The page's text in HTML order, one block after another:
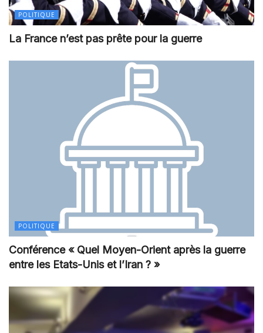
POLITIQUE
La France n’est pas prête pour la guerre
POLITIQUE
Conférence « Quel Moyen-Orient après la guerre
entre les Etats-Unis et l’Iran ? »